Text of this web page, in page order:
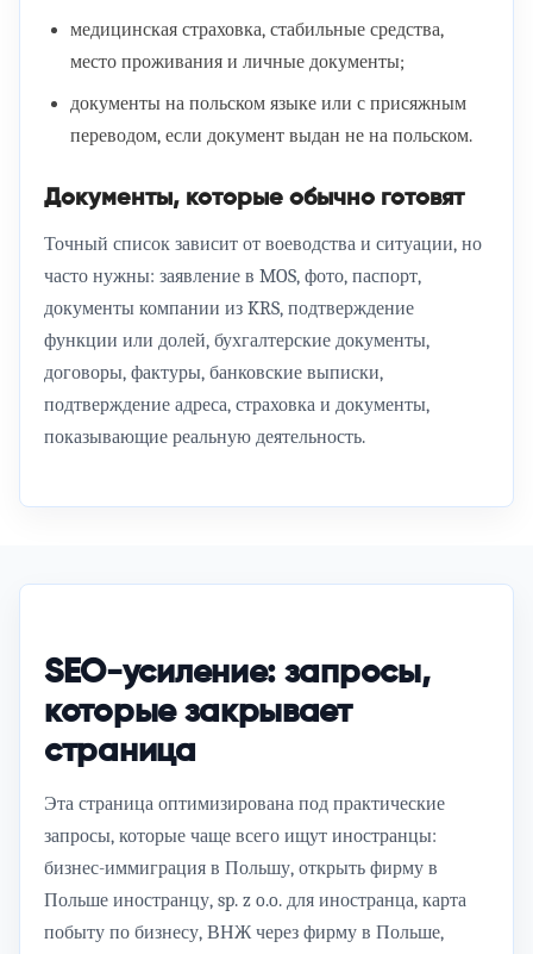
медицинская страховка, стабильные средства,
место проживания и личные документы;
документы на польском языке или с присяжным
переводом, если документ выдан не на польском.
Документы, которые обычно готовят
Точный список зависит от воеводства и ситуации, но
часто нужны: заявление в MOS, фото, паспорт,
документы компании из KRS, подтверждение
функции или долей, бухгалтерские документы,
договоры, фактуры, банковские выписки,
подтверждение адреса, страховка и документы,
показывающие реальную деятельность.
SEO-усиление: запросы,
которые закрывает
страница
Эта страница оптимизирована под практические
запросы, которые чаще всего ищут иностранцы:
бизнес-иммиграция в Польшу, открыть фирму в
Польше иностранцу, sp. z o.o. для иностранца, карта
побыту по бизнесу, ВНЖ через фирму в Польше,